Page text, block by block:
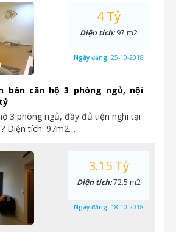
bán căn hộ 3 phòng ngủ, nội
hộ 3 phòng ngủ, đầy đủ tiện nghi tại
Diện tích: 97m2…
4 Tỷ
Diện tích:97 m2
Ngày đăng: 25-10-2018
3.15 Tỷ
Diện tích:72.5 m2
Ngày đăng: 18-10-2018